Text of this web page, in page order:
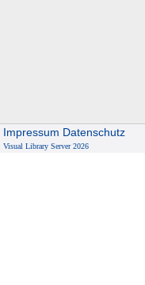
Impressum Datenschutz
Visual Library Server 2026